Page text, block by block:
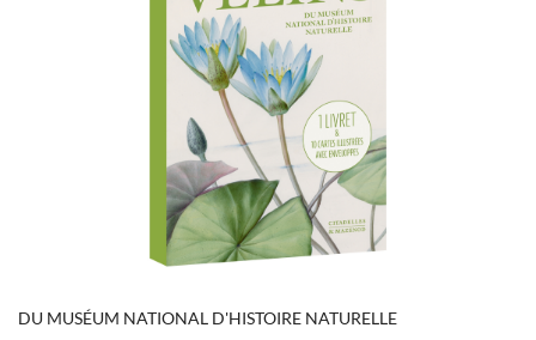
DU MUSÉUM NATIONAL D'HISTOIRE NATURELLE